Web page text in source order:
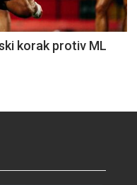
korak protiv ML